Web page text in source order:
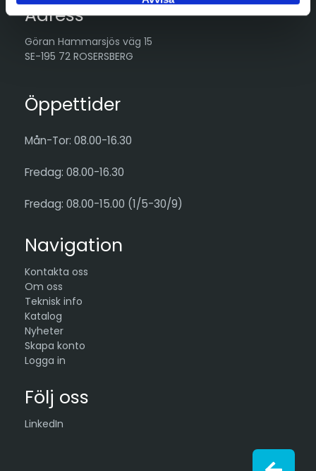
Adress
Göran Hammarsjös väg 15
SE-195 72 ROSERSBERG
Öppettider
Mån-Tor: 08.00-16.30
Fredag: 08.00-16.30
Fredag: 08.00-15.00 (1/5-30/9)
Navigation
Kontakta oss
Om oss
Teknisk info
Katalog
Nyheter
Skapa konto
Logga in
Följ oss
LinkedIn